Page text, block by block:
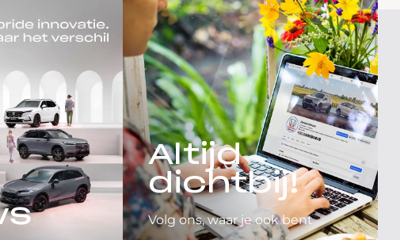
Altijd
dichtbij!
Volg ons, waar je ook bent